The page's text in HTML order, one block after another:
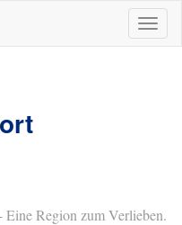
ein-/
Eine Region zum Verlieben.